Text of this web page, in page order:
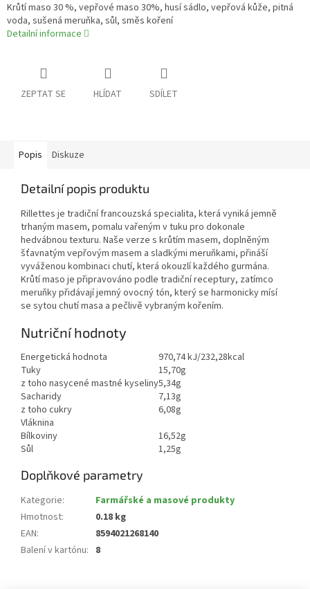
Krůtí maso 30 %, vepřové maso 30%, husí sádlo, vepřová kůže, pitná
voda, sušená meruňka, sůl, směs koření
Detailní informace
ZEPTAT SE HLÍDAT SDÍLET
Popis Diskuze
Detailní popis produktu
Rillettes je tradiční francouzská specialita, která vyniká jemně
trhaným masem, pomalu vařeným v tuku pro dokonale
hedvábnou texturu. Naše verze s krůtím masem, doplněným
šťavnatým vepřovým masem a sladkými meruňkami, přináší
vyváženou kombinaci chutí, která okouzlí každého gurmána.
Krůtí maso je připravováno podle tradiční receptury, zatímco
meruňky přidávají jemný ovocný tón, který se harmonicky mísí
se sytou chutí masa a pečlivě vybraným kořením.
Nutriční hodnoty
Energetická hodnota
970,74 kJ/232,28kcal
Tuky
15,70g
z toho nasycené mastné kyseliny5,34g
Sacharidy
7,13g
z toho cukry
6,08g
Vláknina
Bílkoviny
16,52g
Sůl
1,25g
Doplňkové parametry
Kategorie:
Farmářské a masové produkty
Hmotnost:
0.18 kg
EAN:
8594021268140
Balení v kartónu: 8